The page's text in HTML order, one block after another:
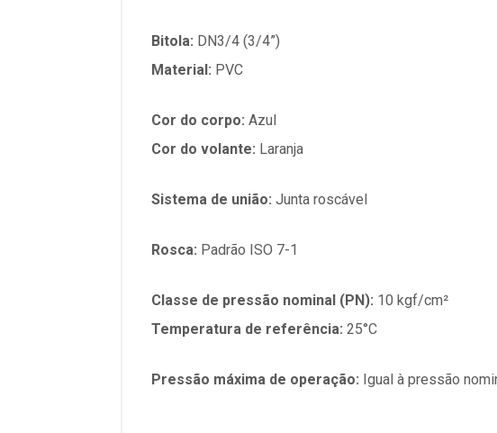
Bitola: DN3/4 (3/4”)
Material: PVC
Cor do corpo: Azul
Cor do volante: Laranja
Sistema de união: Junta roscável
Rosca: Padrão ISO 7-1
Classe de pressão nominal (PN): 10 kgf/cm²
Temperatura de referência: 25°C
Pressão máxima de operação: Igual à pressão